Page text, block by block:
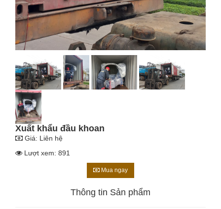
Xuất khẩu đầu khoan
Giá: Liên hệ
Lượt xem: 891
Mua ngay
Thông tin Sản phẩm